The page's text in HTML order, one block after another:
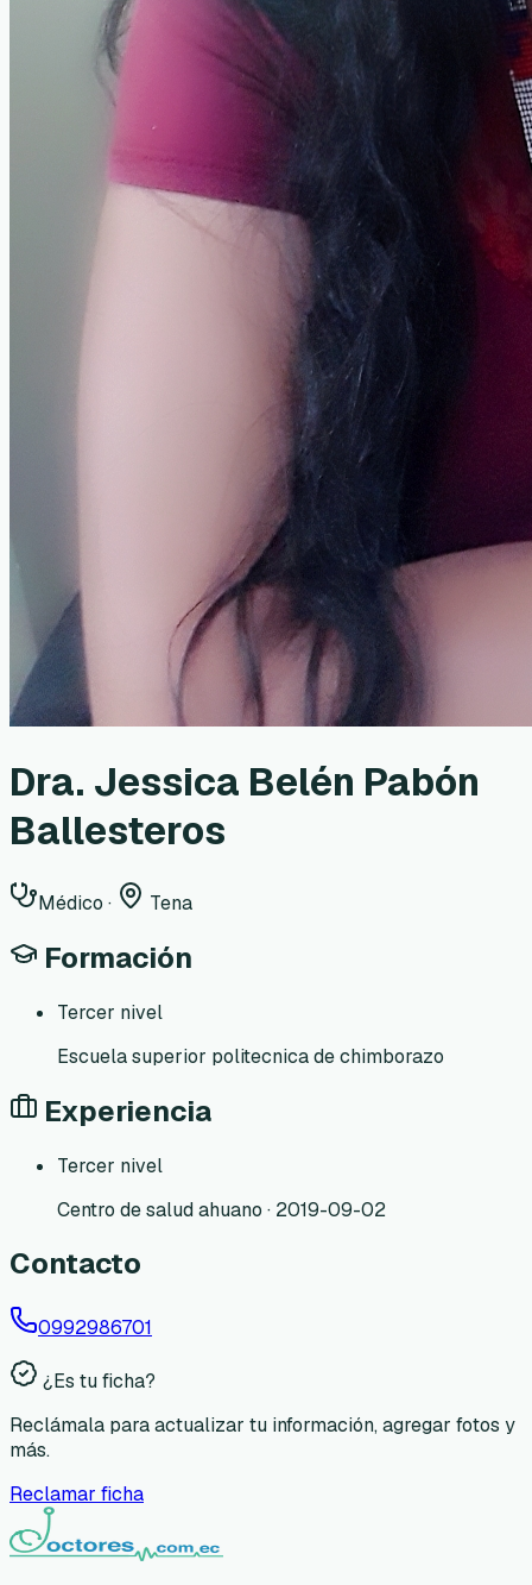
Dra. Jessica Belén Pabón
Ballesteros
Médico · Tena
Formación
Tercer nivel
Escuela superior politecnica de chimborazo
Experiencia
Tercer nivel
Centro de salud ahuano · 2019-09-02
Contacto
0992986701
¿Es tu ficha?
Reclámala para actualizar tu información, agregar fotos y
más.
Reclamar ficha